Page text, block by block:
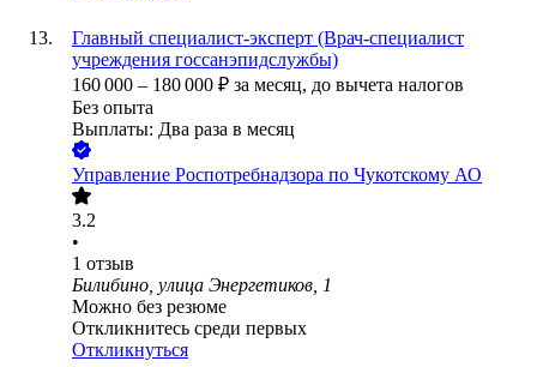
Главный специалист-эксперт (Врач-специалист
учреждения госсанэпидслужбы)
160 000 – 180 000 ₽ за месяц, до вычета налогов
Без опыта
Выплаты: Два раза в месяц
Управление Роспотребнадзора по Чукотскому АО
3.2
•
1 отзыв
Билибино, улица Энергетиков, 1
Можно без резюме
Откликнитесь среди первых
Откликнуться